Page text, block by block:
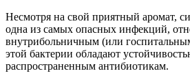
Несмотря на свой приятный аромат,
одна из самых опасных инфекций,
внутрибольничным (или
этой бактерии обладают
распространенным антибиотикам.